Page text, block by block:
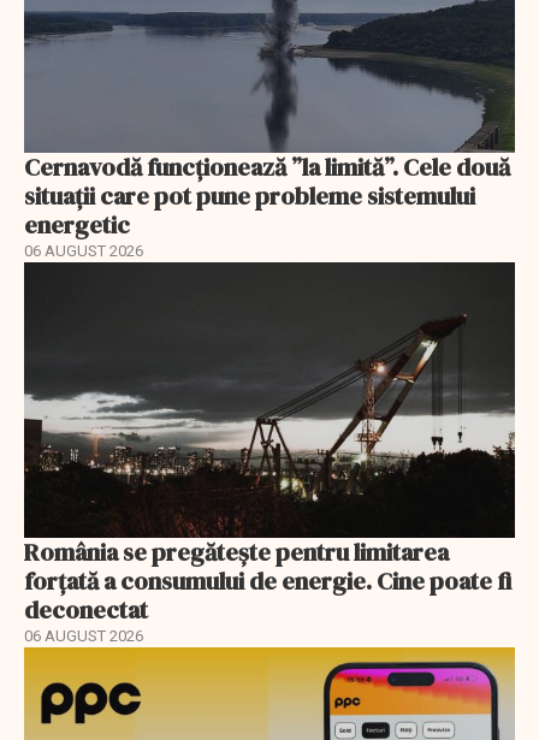
Cernavodă funcționează ”la limită”. Cele două
situații care pot pune probleme sistemului
energetic
06 AUGUST 2026
România se pregătește pentru limitarea
forțată a consumului de energie. Cine poate fi
deconectat
06 AUGUST 2026